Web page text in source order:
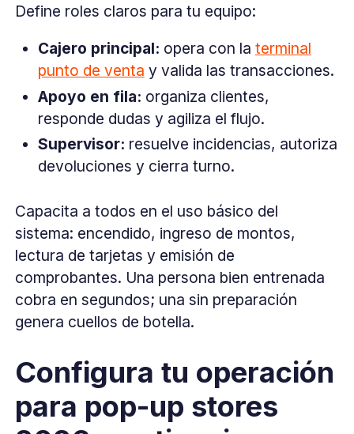
Define roles claros para tu equipo:
Cajero principal: opera con la terminal
punto de venta y valida las transacciones.
Apoyo en fila: organiza clientes,
responde dudas y agiliza el flujo.
Supervisor: resuelve incidencias, autoriza
devoluciones y cierra turno.
Capacita a todos en el uso básico del
sistema: encendido, ingreso de montos,
lectura de tarjetas y emisión de
comprobantes. Una persona bien entrenada
cobra en segundos; una sin preparación
genera cuellos de botella.
Configura tu operación
para pop-up stores